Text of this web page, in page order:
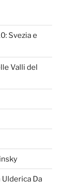
Svezia e
Valli del
Ulderica Da